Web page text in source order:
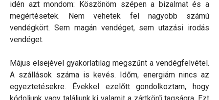
idén azt mondom: Köszönöm szépen a bizalmat és a
megértésetek. Nem vehetek fel nagyobb számú
vendégkört. Sem magán vendéget, sem utazási irodás
vendéget.
Május elsejével gyakorlatilag megszűnt a vendégfelvétel.
A szállások száma is kevés. Időm, energiám nincs az
egyeztetésekre. Évekkel ezelőtt gondolkoztam, hogy